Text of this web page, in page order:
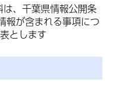
、千葉県情報公開条
報が含まれる事項につ
とします